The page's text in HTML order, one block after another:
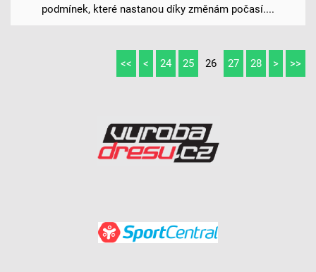
podmínek, které nastanou díky změnám počasí....
<< < 24 25 26 27 28 > >>